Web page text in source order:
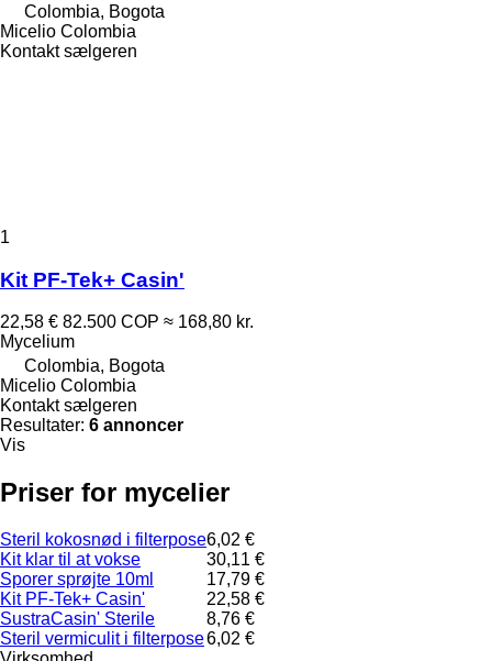
Colombia, Bogota
Micelio Colombia
Kontakt sælgeren
1
Kit PF-Tek+ Casin'
22,58 € 82.500 COP ≈ 168,80 kr.
Mycelium
Colombia, Bogota
Micelio Colombia
Kontakt sælgeren
Resultater: 6 annoncer
Vis
Priser for mycelier
Steril kokosnød i filterpose6,02 €
Kit klar til at vokse
30,11 €
Sporer sprøjte 10ml
17,79 €
Kit PF-Tek+ Casin'
22,58 €
SustraCasin' Sterile
8,76 €
Steril vermiculit i filterpose6,02 €